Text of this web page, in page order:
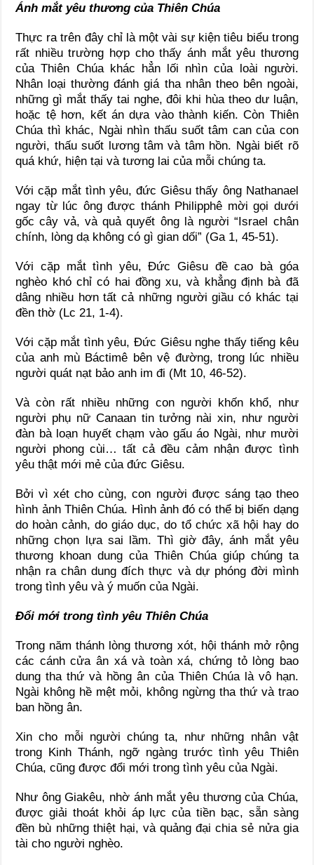
Ánh mắt yêu thương của ThiênChúa
Thực ra trên đây chỉ là một vài sự kiện tiêu biểu trong
rất nhiều trường hợp cho thấy ánh mắt yêu thương
của Thiên Chúa khác hẳn lối nhìn của loài người.
Nhân loại thường đánh giá tha nhân theo bên ngoài,
những gì mắt thấy tai nghe, đôi khi hùa theo dư luận,
hoặc tệ hơn, kết án dựa vào thành kiến. Còn Thiên
Chúa thì khác, Ngài nhìn thấu suốt tâm can của con
người, thấu suốt lương tâm và tâm hồn. Ngài biết rõ
quá khứ, hiện tại và tương lai của mỗi chúng ta.
Với cặp mắt tình yêu, đức Giêsu thấy ông Nathanael
ngay từ lúc ông được thánh Philipphê mời gọi dưới
gốc cây vả, và quả quyết ông là người “Israel chân
chính, lòng dạ không có gì gian dối” (Ga 1, 45-51).
Với cặp mắt tình yêu, Đức Giêsu đề cao bà góa
nghèo khó chỉ có hai đồng xu, và khẳng định bà đã
dâng nhiều hơn tất cả những người giầu có khác tại
đền thờ (Lc 21, 1-4).
Với cặp mắt tình yêu, Đức Giêsu nghe thấy tiếng kêu
của anh mù Báctimê bên vệ đường, trong lúc nhiều
người quát nạt bảo anh im đi (Mt 10, 46-52).
Và còn rất nhiều những con người khốn khổ, như
người phụ nữ Canaan tin tưởng nài xin, như người
đàn bà loạn huyết chạm vào gấu áo Ngài, như mười
người phong cùi… tất cả đều cảm nhận được tình
yêu thật mới mẻ của đức Giêsu.
Bởi vì xét cho cùng, con người được sáng tạo theo
hình ảnh Thiên Chúa. Hình ảnh đó có thể bị biến dạng
do hoàn cảnh, do giáo dục, do tổ chức xã hội hay do
những chọn lựa sai lầm. Thì giờ đây, ánh mắt yêu
thương khoan dung của Thiên Chúa giúp chúng ta
nhận ra chân dung đích thực và dự phóng đời mình
trong tình yêu và ý muốn của Ngài.
Đổi mới trong tình yêu Thiên Chúa
Trong năm thánh lòng thương xót, hội thánh mở rộng
các cánh cửa ân xá và toàn xá, chứng tỏ lòng bao
dung tha thứ và hồng ân của Thiên Chúa là vô hạn.
Ngài không hề mệt mỏi, không ngừng tha thứ và trao
ban hồng ân.
Xin cho mỗi người chúng ta, như những nhân vật
trong Kinh Thánh, ngỡ ngàng trước tình yêu Thiên
Chúa, cũng được đổi mới trong tình yêu của Ngài.
Như ông Giakêu, nhờ ánh mắt yêu thương của Chúa,
được giải thoát khỏi áp lực của tiền bạc, sẵn sàng
đền bù những thiệt hại, và quảng đại chia sẻ nửa gia
tài cho người nghèo.